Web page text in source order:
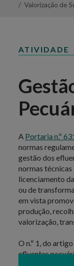
Valorização de
ATIVIDADE
A Portaria n.º
normas
gestão dos
normas
licenciamento
ou de
em vista
produção,
valorização,
O n.º 1, do
efluentes